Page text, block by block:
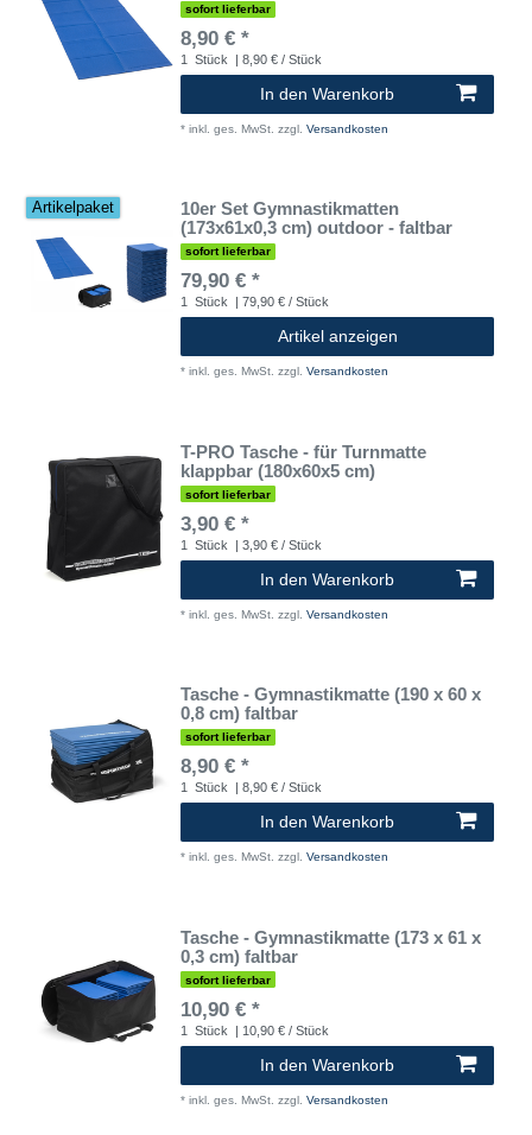
sofort lieferbar
8,90 € *
1 Stück | 8,90 € / Stück
In den Warenkorb
* inkl. ges. MwSt. zzgl. Versandkosten
Artikelpaket
10er Set Gymnastikmatten
(173x61x0,3 cm) outdoor - faltbar
sofort lieferbar
79,90 € *
1 Stück | 79,90 € / Stück
Artikel anzeigen
* inkl. ges. MwSt. zzgl. Versandkosten
T-PRO Tasche - für Turnmatte
klappbar (180x60x5 cm)
sofort lieferbar
3,90 € *
1 Stück | 3,90 € / Stück
In den Warenkorb
* inkl. ges. MwSt. zzgl. Versandkosten
Tasche - Gymnastikmatte (190 x 60 x
0,8 cm) faltbar
sofort lieferbar
8,90 € *
1 Stück | 8,90 € / Stück
In den Warenkorb
* inkl. ges. MwSt. zzgl. Versandkosten
Tasche - Gymnastikmatte (173 x 61 x
0,3 cm) faltbar
sofort lieferbar
10,90 € *
1 Stück | 10,90 € / Stück
In den Warenkorb
* inkl. ges. MwSt. zzgl. Versandkosten